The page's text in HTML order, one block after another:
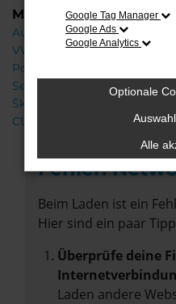
Marken
Audi
VW
Porsche
Seat
Škoda
CUPRA
Fehler:
Beim Laden ist ein
Hier sind ein paar
Überprüfe deine
Laden andere
Google Tag Manager
Google Ads
Google Analytics
Optionale
Alle